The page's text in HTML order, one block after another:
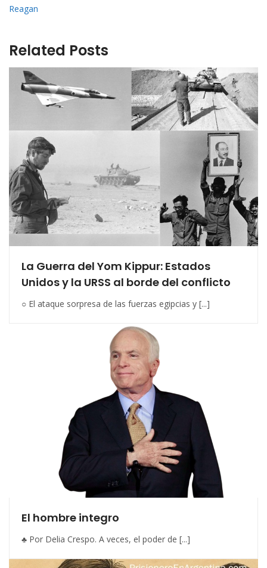
Reagan
Related Posts
La Guerra del Yom Kippur: Estados
Unidos y la URSS al borde del conflicto
○ El ataque sorpresa de las fuerzas egipcias y [...]
El hombre integro
♣ Por Delia Crespo. A veces, el poder de [...]